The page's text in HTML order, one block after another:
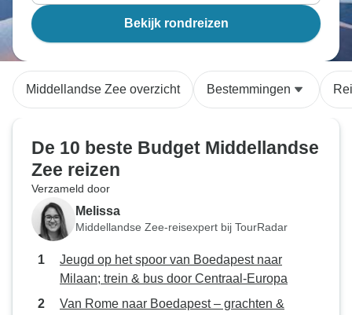
Bekijk rondreizen
Middellandse Zee overzicht Bestemmingen
De 10 beste Budget Middellandse
Zee reizen
Verzameld door
Melissa
Middellandse Zee-reisexpert bij TourRadar
Jeugd op het spoor van Boedapest naar
Milaan; trein & bus door Centraal-Europa
Van Rome naar Boedapest – grachten &